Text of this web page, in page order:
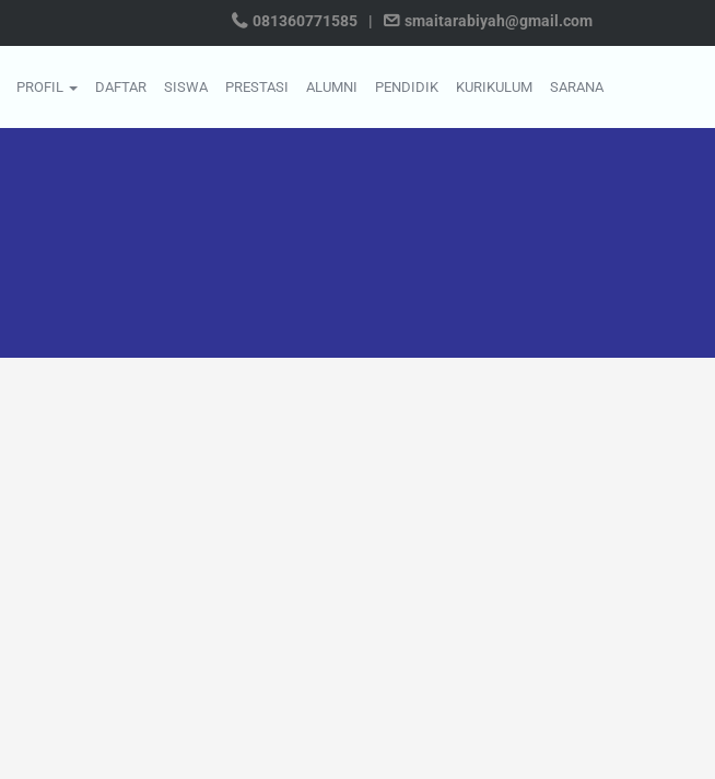
081360771585 | smaitarabiyah@gmail.com
PROFIL DAFTAR SISWA PRESTASI ALUMNI PENDIDIK KURIKULUM SARANA